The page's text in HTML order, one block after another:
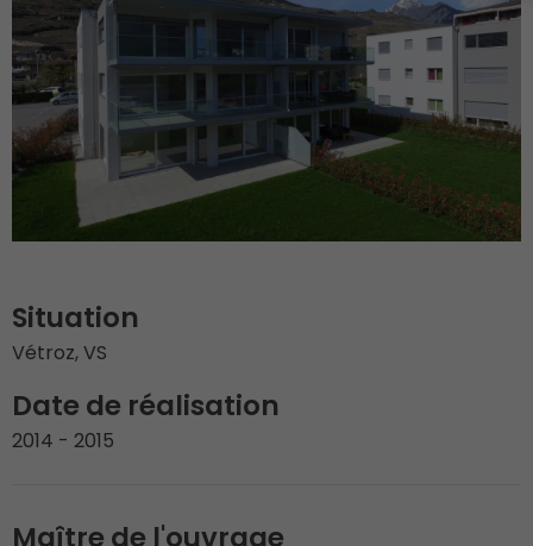
Situation
Vétroz, VS
Date de réalisation
2014 - 2015
Maître de l'ouvrage